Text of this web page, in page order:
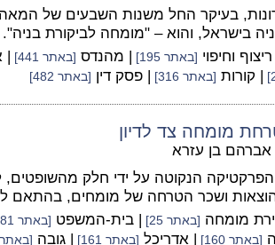
בעיקר החל משנות השבעים של
בישראל, והוא – "מומחה לביקורת בניה".
וחיפוי [באתר 195] | מהנדס [באתר 441] |
| קורות [באתר 316] | פסק דין [באתר 482]
מומחה צד לדיון
אברהם בן עזרא
הנקוטה על ידי חלק מהשופטים,
ושכר הטרחה של מומחים, בהתאם
מומחה [באתר 25] | בית-המשפט [באתר 281]
[באתר 160] | אדריכל [באתר 161] | גובה [באתר 221]